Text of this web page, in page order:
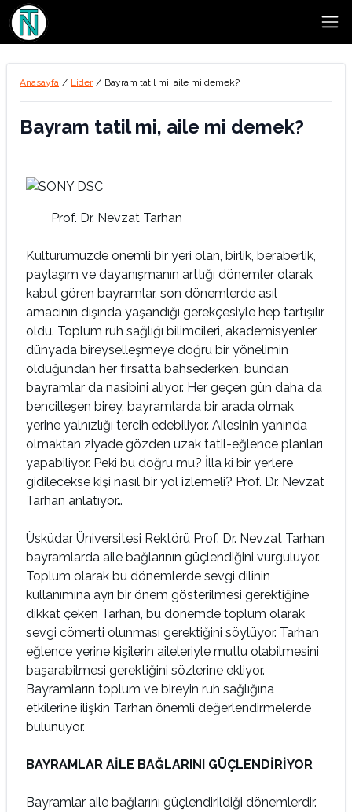
Anasayfa / Lider / Bayram tatil mi, aile mi demek?
Bayram tatil mi, aile mi demek?
Prof. Dr. Nevzat Tarhan
Kültürümüzde önemli bir yeri olan, birlik, beraberlik,
paylaşım ve dayanışmanın arttığı dönemler olarak
kabul gören bayramlar, son dönemlerde asıl
amacının dışında yaşandığı gerekçesiyle hep tartışılır
oldu. Toplum ruh sağlığı bilimcileri, akademisyenler
dünyada bireyselleşmeye doğru bir yönelimin
olduğundan her fırsatta bahsederken, bundan
bayramlar da nasibini alıyor. Her geçen gün daha da
bencilleşen birey, bayramlarda bir arada olmak
yerine yalnızlığı tercih edebiliyor. Ailesinin yanında
olmaktan ziyade gözden uzak tatil-eğlence planları
yapabiliyor. Peki bu doğru mu? İlla ki bir yerlere
gidilecekse kişi nasıl bir yol izlemeli? Prof. Dr. Nevzat
Tarhan anlatıyor…
Üsküdar Üniversitesi Rektörü Prof. Dr. Nevzat Tarhan
bayramlarda aile bağlarının güçlendiğini vurguluyor.
Toplum olarak bu dönemlerde sevgi dilinin
kullanımına ayrı bir önem gösterilmesi gerektiğine
dikkat çeken Tarhan, bu dönemde toplum olarak
sevgi cömerti olunması gerektiğini söylüyor. Tarhan
eğlence yerine kişilerin aileleriyle mutlu olabilmesini
başarabilmesi gerektiğini sözlerine ekliyor.
Bayramların toplum ve bireyin ruh sağlığına
etkilerine ilişkin Tarhan önemli değerlendirmelerde
bulunuyor.
BAYRAMLAR AİLE BAĞLARINI GÜÇLENDİRİYOR
Bayramlar aile bağlarını güçlendirildiği dönemlerdir.